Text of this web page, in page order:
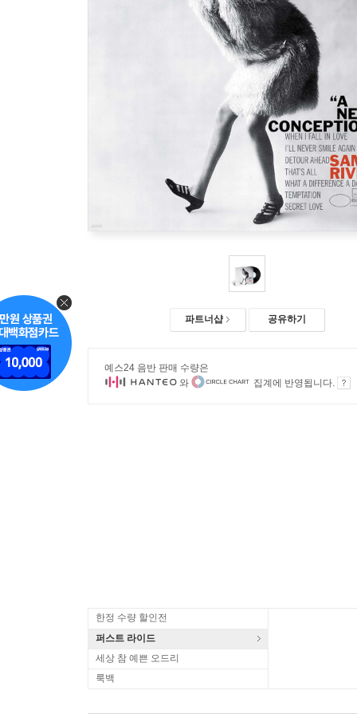
파트너샵 공유하기
예스24 음반 판매 수량은
와
집계에 반영됩니다.
한정 수량 할인전
퍼스트 라이드
세상 참 예쁜 오드리
룩백